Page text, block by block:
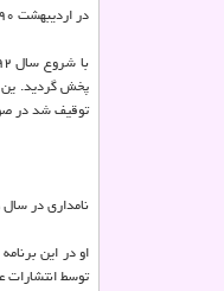
در اردیبهشت ۱۳۹۰ در سری جدید برنامه غیرمنتظره با عنوان جمع ما بعنوان مجری حضور پیدا کرد.
توقیف شد در
نامداری در سال ۹۵ بعد از سه سال دوری از عرصه اجرا با برنامه گفتگو محور آبان بر روی شبکه آپارات مجدداً به صحنه بازگشت.
او در این
توسط انتشارات